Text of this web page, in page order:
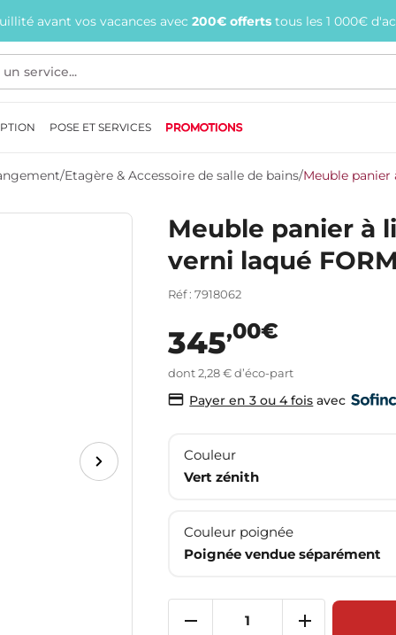
avant vos vacances avec 200€ offerts tous les 1 000€
POSE ET SERVICES PROMOTIONS
/Etagère & Accessoire de salle de bains/Meuble panier
Meuble panier à
verni laqué
Réf : 7918062
345,00€
dont 2,28 € d’éco-part
Payer en 3 ou 4 fois avec
Couleur
Vert zénith
Couleur poignée
Poignée vendue séparément